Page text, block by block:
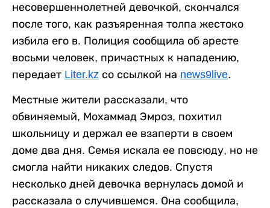
несовершеннолетней девочкой, скончался
после того, как разъяренная толпа жестоко
избила его в. Полиция сообщила об аресте
восьми человек, причастных к нападению,
передает Liter.kz со ссылкой на news9live.
Местные жители рассказали, что
обвиняемый, Мохаммад Эмроз, похитил
школьницу и держал ее взаперти в своем
доме два дня. Семья искала ее повсюду, но не
смогла найти никаких следов. Спустя
несколько дней девочка вернулась домой и
рассказала о случившемся. Она сообщила,